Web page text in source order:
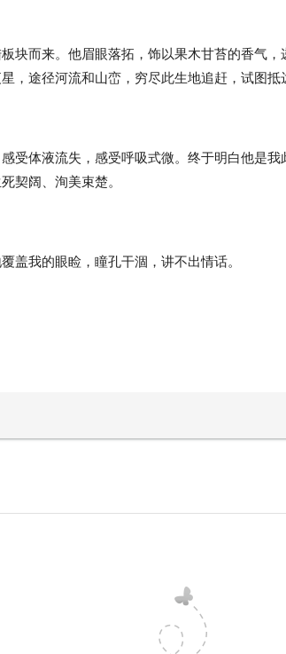
块而来。他眉眼落拓，饰以果木甘苔的香气
，途径河流和山峦，穷尽此生地追赶，试图抵
受体液流失，感受呼吸式微。终于明白他是
契阔、洵美束楚。
盖我的眼睑，瞳孔干涸，讲不出情话。